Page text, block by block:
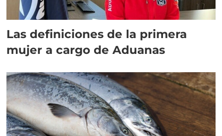
Las definiciones de la primera
mujer a cargo de Aduanas